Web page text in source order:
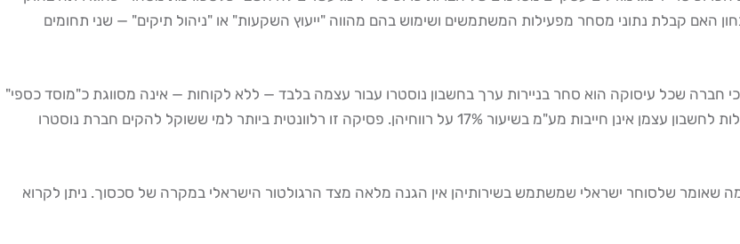
האם קבלת נתוני מסחר מפעילות המשתמשים ושימוש בהם מהווה "ייעוץ השקעות" או "ניהול תיקים" — שני תחומים
י.ג.מ. השקעות בע"מ) קבע כי חברה שכל עיסוקה הוא סחר בניירות ערך בחשבון נוסטרו עבור עצמה בלבד — ללא לקוחות — אינה מסווגת כ"מוסד כספי"
לצורך חוק מע"מ. פירוש הדבר שחברות נוסטרו קטנות ופרטיות בישראל הפועלות לחשבון עצמן אינן חייבות מע"מ בשיעור 17% על רווחיהן. פסיקה זו רלוונטית ביותר למי ששוקל להקים חברת נוסטרו
מה שאומר שלסוחר ישראלי שמשתמש בשירותיהן אין הגנה מלאה מצד הרגולטור הישראלי במקרה של סכסוך. ניתן לקרוא